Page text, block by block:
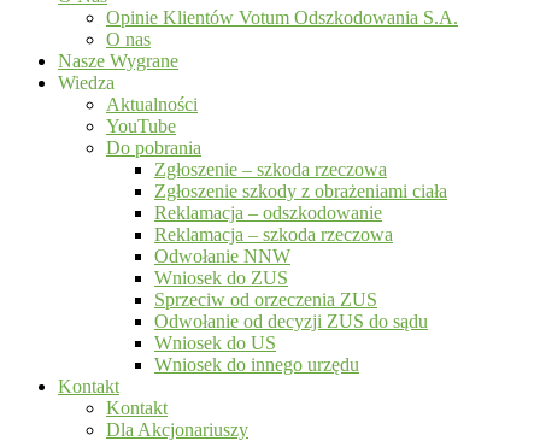
Opinie Klientów Votum Odszkodowania S.A.
O nas
Nasze Wygrane
Wiedza
Aktualności
YouTube
Do pobrania
Zgłoszenie – szkoda rzeczowa
Zgłoszenie szkody z obrażeniami ciała
Reklamacja – odszkodowanie
Reklamacja – szkoda rzeczowa
Odwołanie NNW
Wniosek do ZUS
Sprzeciw od orzeczenia ZUS
Odwołanie od decyzji ZUS do sądu
Wniosek do US
Wniosek do innego urzędu
Kontakt
Kontakt
Dla Akcjonariuszy